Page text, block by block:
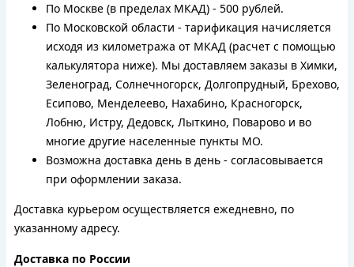
По Москве (в пределах МКАД) - 500 рублей.
По Московской области - тарификация начисляется
исходя из километража от МКАД (расчет с помощью
калькулятора ниже). Мы доставляем заказы в Химки,
Зеленоград, Солнечногорск, Долгопрудный, Брехово,
Есипово, Менделеево, Нахабино, Красногорск,
Лобню, Истру, Дедовск, Лыткино, Поварово и во
многие другие населенные пункты МО.
Возможна доставка день в день - согласовывается
при оформлении заказа.
Доставка курьером осуществляется ежедневно, по
указанному адресу.
Доставка по России